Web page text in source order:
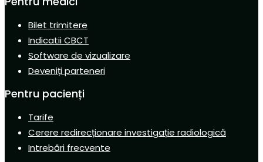
Bilet trimitere
Indicatii CBCT
Software de vizualizare
Deveniți parteneri
Pentru pacienți
Tarife
Cerere redirecționare investigație radiologică
Intrebări frecvente